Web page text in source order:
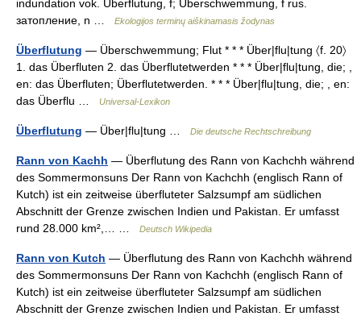
indundation vok. Überflutung, f; Überschwemmung, f rus.
затопление, n …
Ekologijos terminų aiškinamasis žodynas
Überflutung — Überschwemmung; Flut * * * Über|flu|tung 〈f. 20〉
1. das Überfluten 2. das Überflutetwerden * * * Über|flu|tung, die; ,
en: das Überfluten; Überflutetwerden. * * * Über|flu|tung, die; , en:
das Überflu …
Universal-Lexikon
Überflutung — Über|flu|tung … Die deutsche Rechtschreibung
Rann von Kachh — Überflutung des Rann von Kachchh während
des Sommermonsuns Der Rann von Kachchh (englisch Rann of
Kutch) ist ein zeitweise überfluteter Salzsumpf am südlichen
Abschnitt der Grenze zwischen Indien und Pakistan. Er umfasst
rund 28.000 km²,… …
Deutsch Wikipedia
Rann von Kutch — Überflutung des Rann von Kachchh während
des Sommermonsuns Der Rann von Kachchh (englisch Rann of
Kutch) ist ein zeitweise überfluteter Salzsumpf am südlichen
Abschnitt der Grenze zwischen Indien und Pakistan. Er umfasst